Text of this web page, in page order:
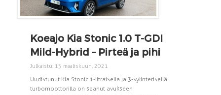
Koeajo Kia Stonic 1.0 T-GDI
Mild-Hybrid – Pirteä ja pihi
Julkaistu: 15 maaliskuun, 2021
Uudistunut Kia Stonic 1-litraisella ja 3-sylinterisellä
turbomoottorilla on saanut avukseen